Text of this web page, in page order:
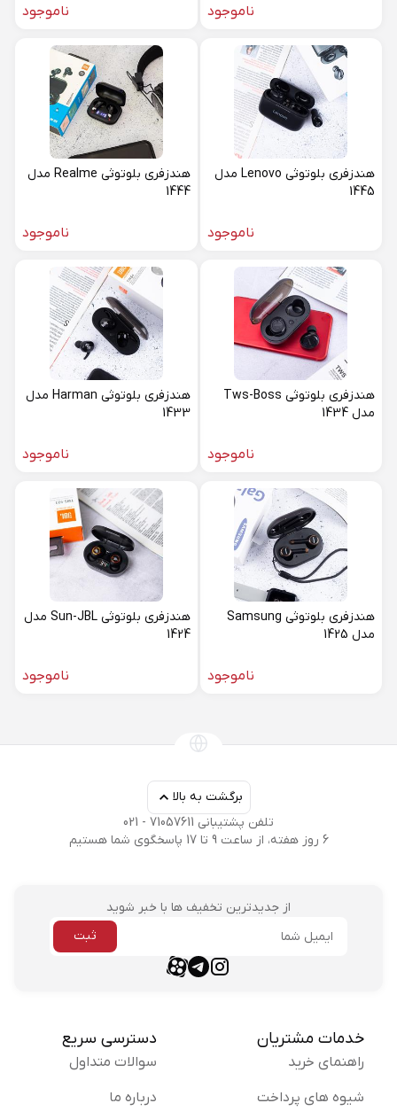
ناموجود ناموجود
هندزفری بلوتوثی Lenovo مدل
1445
ناموجود
هندزفری بلوتوثی Realme مدل
1444
ناموجود
هندزفری بلوتوثی Tws-Boss
مدل 1434
ناموجود
هندزفری بلوتوثی Harman مدل
1433
ناموجود
هندزفری بلوتوثی Samsung
مدل 1425
ناموجود
هندزفری بلوتوثی Sun-JBL مدل
1424
ناموجود
تلفن پشتیبانی 71057611 - 021
6 روز هفته، از ساعت 9 تا 17 پاسخگوی شما هستیم
برگشت به بالا
از جدیدترین تخفیف ها با خبر شوید
ایمیل
ثبت
instagram link
telegram link
aparat link
خدمات مشتریان
راهنمای خرید
شیوه های پرداخت
دسترسی سریع
سوالات متداول
درباره ما